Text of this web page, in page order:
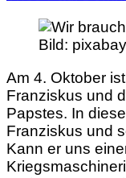
Bild:
Am 4. Oktober
Franziskus und
Papstes. In
Franziskus und
Kann er uns